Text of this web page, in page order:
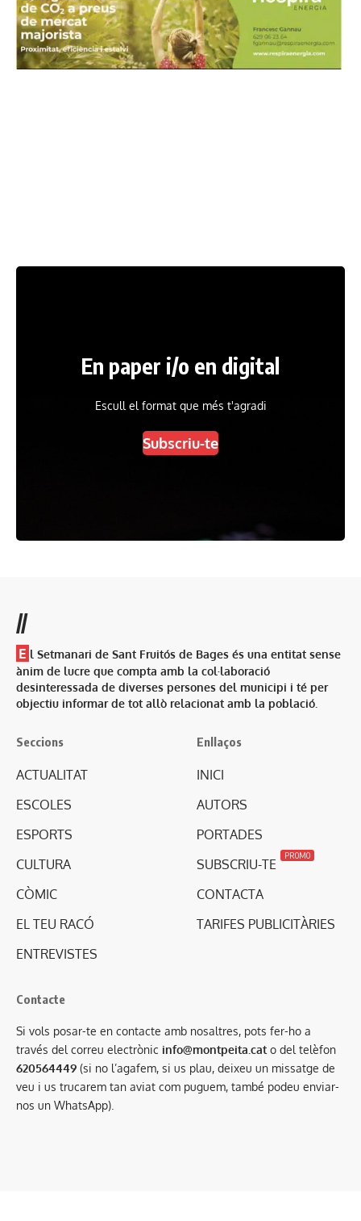
En paper i/o en digital
Escull el format que més t'agradi
Subscriu-te
//
E l Setmanari de Sant Fruitós de Bages és una entitat sense
ànim de lucre que compta amb la col·laboració
desinteressada de diverses persones del municipi i té per
objectiu informar de tot allò relacionat amb la població.
Seccions
ACTUALITAT
ESCOLES
ESPORTS
CULTURA
CÒMIC
EL TEU RACÓ
ENTREVISTES
Enllaços
INICI
AUTORS
PORTADES
SUBSCRIU-TE
PROMO
CONTACTA
TARIFES PUBLICITÀRIES
Contacte
Si vols posar-te en contacte amb nosaltres, pots fer-ho a
través del correu electrònic info@montpeita.cat o del telèfon
620564449 (si no l’agafem, si us plau, deixeu un missatge de
veu i us trucarem tan aviat com puguem, també podeu enviar-
nos un WhatsApp).